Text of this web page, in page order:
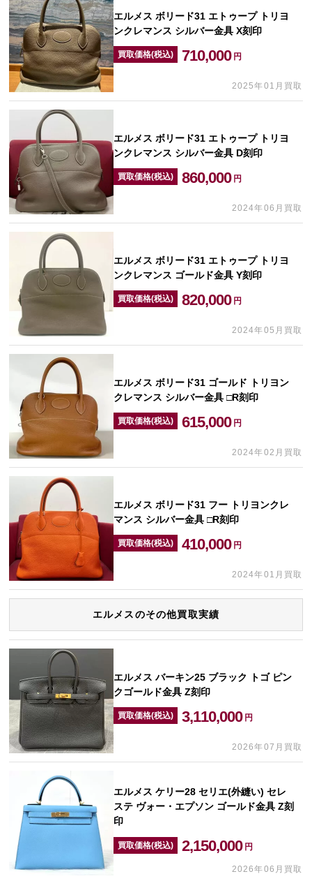
エルメス ボリード31 エトゥープ トリヨ
ンクレマンス シルバー金具 X刻印
買取価格(税込) 710,000 円
2025年01月買取
エルメス ボリード31 エトゥープ トリヨ
ンクレマンス シルバー金具 D刻印
買取価格(税込) 860,000 円
2024年06月買取
エルメス ボリード31 エトゥープ トリヨ
ンクレマンス ゴールド金具 Y刻印
買取価格(税込) 820,000 円
2024年05月買取
エルメス ボリード31 ゴールド トリヨン
クレマンス シルバー金具 □R刻印
買取価格(税込) 615,000 円
2024年02月買取
エルメス ボリード31 フー トリヨンクレ
マンス シルバー金具 □R刻印
買取価格(税込) 410,000 円
2024年01月買取
エルメスのその他買取実績
エルメス バーキン25 ブラック トゴ ピン
クゴールド金具 Z刻印
買取価格(税込) 3,110,000 円
2026年07月買取
エルメス ケリー28 セリエ(外縫い) セレ
ステ ヴォー・エプソン ゴールド金具 Z刻
印
買取価格(税込) 2,150,000 円
2026年06月買取